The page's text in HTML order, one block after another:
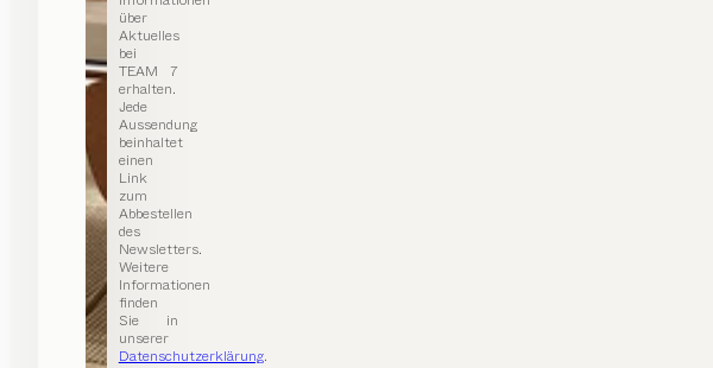
über
Aktuelles
bei
TEAM 7
erhalten.
Jede
Aussendung
beinhaltet
einen
Link
zum
Abbestellen
des
Newsletters.
Weitere
Informationen
finden
Sie in
unserer
Datenschutzerklärung.